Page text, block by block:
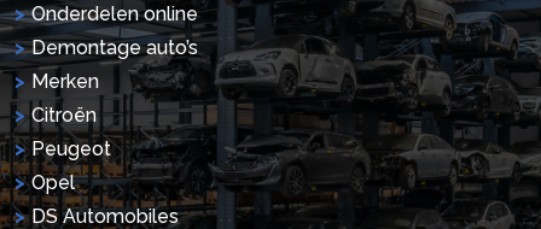
Onderdelen online
Demontage auto’s
Merken
Citroën
Peugeot
Opel
DS Automobiles